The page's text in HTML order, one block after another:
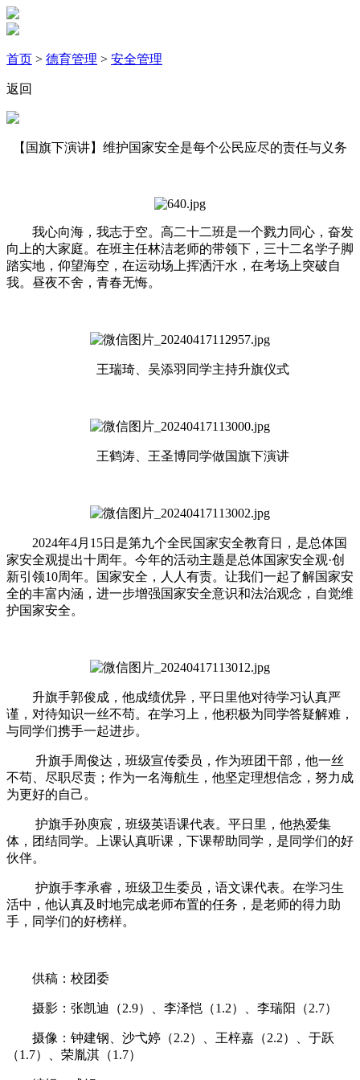
首页 > 德育管理 > 安全管理
返回
【国旗下演讲】维护国家安全是每个公民应尽的责任与义务
我心向海，我志于空。高二十二班是一个戮力同心，奋发
向上的大家庭。在班主任林洁老师的带领下，三十二名学子脚
踏实地，仰望海空，在运动场上挥洒汗水，在考场上突破自
我。昼夜不舍，青春无悔。
王瑞琦、吴添羽同学主持升旗仪式
王鹤涛、王圣博同学做国旗下演讲
2024年4月15日是第九个全民国家安全教育日，是总体国
家安全观提出十周年。今年的活动主题是总体国家安全观·创
新引领10周年。国家安全，人人有责。让我们一起了解国家安
全的丰富内涵，进一步增强国家安全意识和法治观念，自觉维
护国家安全。
升旗手郭俊成，他成绩优异，平日里他对待学习认真严
谨，对待知识一丝不苟。在学习上，他积极为同学答疑解难，
与同学们携手一起进步。
升旗手周俊达，班级宣传委员，作为班团干部，他一丝
不苟、尽职尽责；作为一名海航生，他坚定理想信念，努力成
为更好的自己。
护旗手孙庾宸，班级英语课代表。平日里，他热爱集
体，团结同学。上课认真听课，下课帮助同学，是同学们的好
伙伴。
护旗手李承睿，班级卫生委员，语文课代表。在学习生
活中，他认真及时地完成老师布置的任务，是老师的得力助
手，同学们的好榜样。
供稿：校团委
摄影：张凯迪（2.9）、李泽恺（1.2）、李瑞阳（2.7）
摄像：钟建钢、沙弋婷（2.2）、王梓嘉（2.2）、于跃
（1.7）、荣胤淇（1.7）